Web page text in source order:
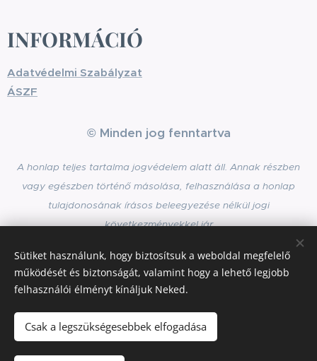
INFORMÁCIÓ
Adatvédelmi Szabályzat
ÁSZF
© Minden jog fenntartva
A honlap teljes tartalma jogvédelem alatt áll. Annak részben
vagy egészben történő másolása, felhasználása a honlap
tulajdonosának írásos beleegyezése nélkül jogi
következményekkel jár
Az oldalt aWebnodeműködteti
Nyelvek
English
Sütiket használunk, hogy biztosítsuk a weboldal megfelelő
működését és biztonságát, valamint hogy a lehető legjobb
felhasználói élményt kínáljuk Neked.
Csak a legszükségesebbek elfogadása